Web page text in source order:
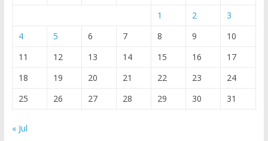
1
2
3
4
5 6 7 8 9
10
11
12 13 14 15 16
17
18
19 20 21 22 23
24
25
26 27 28 29 30 31
« Jul